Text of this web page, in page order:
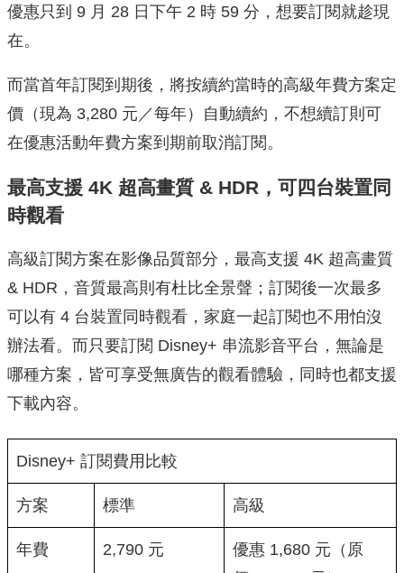
優惠只到 9 月 28 日下午 2 時 59 分，想要訂閱就趁現
在。
而當首年訂閱到期後，將按續約當時的高級年費方案定
價（現為 3,280 元／每年）自動續約，不想續訂則可
在優惠活動年費方案到期前取消訂閱。
最高支援 4K 超高畫質 & HDR，可四台裝置同
時觀看
高級訂閱方案在影像品質部分，最高支援 4K 超高畫質
& HDR，音質最高則有杜比全景聲；訂閱後一次最多
可以有 4 台裝置同時觀看，家庭一起訂閱也不用怕沒
辦法看。而只要訂閱 Disney+ 串流影音平台，無論是
哪種方案，皆可享受無廣告的觀看體驗，同時也都支援
下載內容。
Disney+ 訂閱費用比較
方案 標準 高級
年費 2,790 元
優惠 1,680 元（原